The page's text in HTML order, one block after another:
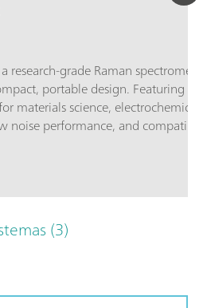
research-grade Raman
portable design. Featuring
materials science,
noise performance, and
education, and quality
how the i-Raman Plus
spectral coverage and high-
lightweight design, and low power
holder, a video microscope,
(3)